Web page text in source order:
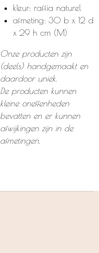
kleur: raffia naturel
afmeting: 30 b x 12 d
x 29 h cm (M)
Onze producten zijn
(deels) handgemaakt en
daardoor uniek.
De producten kunnen
kleine oneffenheden
bevatten en er kunnen
afwijkingen zijn in de
afmetingen.